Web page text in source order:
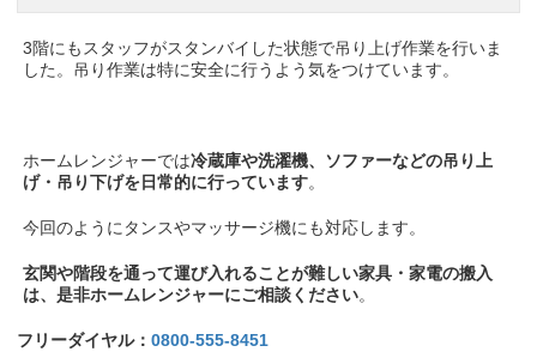
3階にもスタッフがスタンバイした状態で吊り上げ作業を行いま
した。吊り作業は特に安全に行うよう気をつけています。
ホームレンジャーでは冷蔵庫や洗濯機、ソファーなどの吊り上
げ・吊り下げを日常的に行っています。
今回のようにタンスやマッサージ機にも対応します。
玄関や階段を通って運び入れることが難しい家具・家電の搬入
は、是非ホームレンジャーにご相談ください。
フリーダイヤル：0800-555-8451